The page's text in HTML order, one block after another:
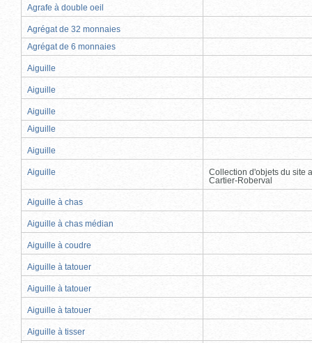
Agrafe à double oeil
Agrégat de 32 monnaies
Agrégat de 6 monnaies
Aiguille
Aiguille
Aiguille
Aiguille
Aiguille
Aiguille
Collection d'objets du site
Cartier-Roberval
Aiguille à chas
Aiguille à chas médian
Aiguille à coudre
Aiguille à tatouer
Aiguille à tatouer
Aiguille à tatouer
Aiguille à tisser